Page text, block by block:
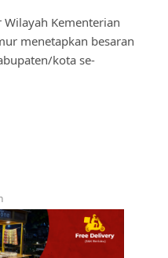
Kementerian
menetapkan besaran
kota se-